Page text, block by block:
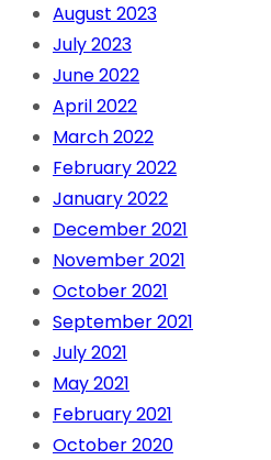
August 2023
July 2023
June 2022
April 2022
March 2022
February 2022
January 2022
December 2021
November 2021
October 2021
September 2021
July 2021
May 2021
February 2021
October 2020